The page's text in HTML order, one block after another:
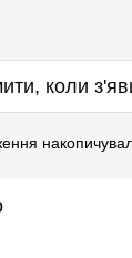
коли